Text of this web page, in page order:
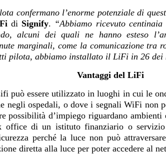
confermano l’enorme potenziale di
di Signify. “Abbiamo ricevuto
alcuni dei quali ne hanno esteso
marginali, come la comunicazione tra
pilota, abbiamo installato il LiFi in 26
Vantaggi del LiFi
può essere utilizzato in luoghi in cui le
negli ospedali, o dove i segnali WiFi non
possibilità d’impiego riguardano ambienti
office di un istituto finanziario o
perché la luce non può
diretta alla luce per poter accedere al